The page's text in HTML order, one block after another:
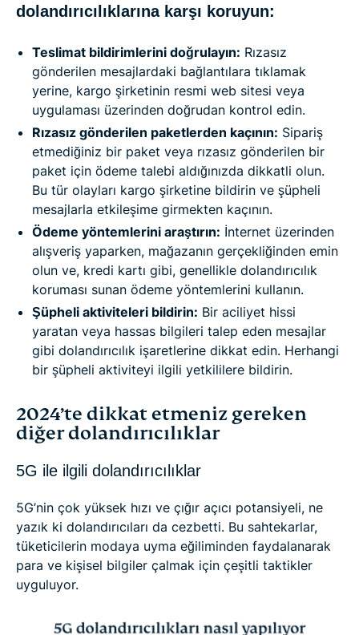
dolandırıcılıklarına karşı koruyun:
Teslimat bildirimlerini doğrulayın: Rızasız
gönderilen mesajlardaki bağlantılara tıklamak
yerine, kargo şirketinin resmi web sitesi veya
uygulaması üzerinden doğrudan kontrol edin.
Rızasız gönderilen paketlerden kaçının: Sipariş
etmediğiniz bir paket veya rızasız gönderilen bir
paket için ödeme talebi aldığınızda dikkatli olun.
Bu tür olayları kargo şirketine bildirin ve şüpheli
mesajlarla etkileşime girmekten kaçının.
Ödeme yöntemlerini araştırın: İnternet üzerinden
alışveriş yaparken, mağazanın gerçekliğinden emin
olun ve, kredi kartı gibi, genellikle dolandırıcılık
koruması sunan ödeme yöntemlerini kullanın.
Şüpheli aktiviteleri bildirin: Bir aciliyet hissi
yaratan veya hassas bilgileri talep eden mesajlar
gibi dolandırıcılık işaretlerine dikkat edin. Herhangi
bir şüpheli aktiviteyi ilgili yetkililere bildirin.
2024’te dikkat etmeniz gereken
diğer dolandırıcılıklar
5G ile ilgili dolandırıcılıklar
5G’nin çok yüksek hızı ve çığır açıcı potansiyeli, ne
yazık ki dolandırıcıları da cezbetti. Bu sahtekarlar,
tüketicilerin modaya uyma eğiliminden faydalanarak
para ve kişisel bilgiler çalmak için çeşitli taktikler
uyguluyor.